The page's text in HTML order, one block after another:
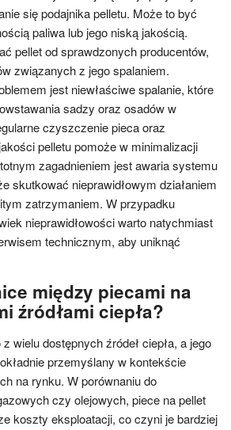
się podajnika pelletu. Może to być
paliwa lub jego niską jakością.
pellet od sprawdzonych producentów,
związanych z jego spalaniem.
jest niewłaściwe spalanie, które
sadzy oraz osadów w
czyszczenie pieca oraz
pelletu pomoże w minimalizacji
zagadnieniem jest awaria systemu
skutkować nieprawidłowym działaniem
zatrzymaniem. W przypadku
nieprawidłowości warto natychmiast
technicznym, aby uniknąć
między piecami na
źródłami ciepła?
wielu dostępnych źródeł ciepła, a jego
przemyślany w kontekście
na rynku. W porównaniu do
czy olejowych, piece na pellet
koszty eksploatacji, co czyni je bardziej